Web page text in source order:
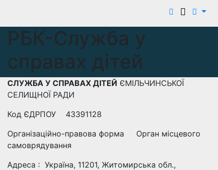
РБК-Служба у
справах дітей
СЛУЖБА У СПРАВАХ ДІТЕЙ ЄМІЛЬЧИНСЬКОЇ
СЕЛИЩНОЇ РАДИ
Код ЄДРПОУ 43391128
Організаційно-правова форма Орган місцевого
самоврядування
Адреса : Україна, 11201, Житомирська обл.,